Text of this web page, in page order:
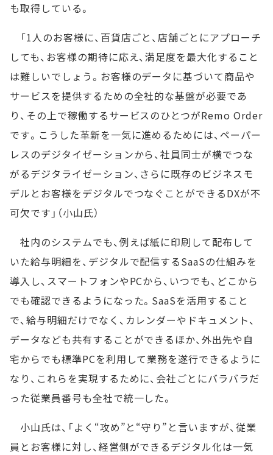
も取得している。
「1人のお客様に、百貨店ごと、店舗ごとにアプローチ
しても、お客様の期待に応え、満足度を最大化すること
は難しいでしょう。お客様のデータに基づいて商品や
サービスを提供するための全社的な基盤が必要であ
り、その上で稼働するサービスのひとつがRemo Order
です。こうした革新を一気に進めるためには、ペーパー
レスのデジタイゼーションから、社員同士が横でつな
がるデジタライゼーション、さらに既存のビジネスモ
デルとお客様をデジタルでつなぐことができるDXが不
可欠です」（小山氏）
社内のシステムでも、例えば紙に印刷して配布して
いた給与明細を、デジタルで配信するSaaSの仕組みを
導入し、スマートフォンやPCから、いつでも、どこから
でも確認できるようになった。SaaSを活用すること
で、給与明細だけでなく、カレンダーやドキュメント、
データなども共有することができるほか、外出先や自
宅からでも標準PCを利用して業務を遂行できるように
なり、これらを実現するために、会社ごとにバラバラだ
った従業員番号も全社で統一した。
小山氏は、「よく“攻め”と“守り”と言いますが、従業
員とお客様に対し、経営側ができるデジタル化は一気